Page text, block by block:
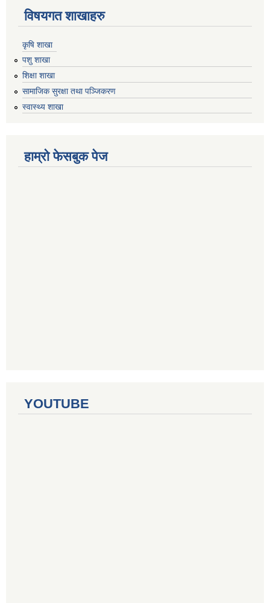
विषयगत शाखाहरु
कृषि शाखा
पशु शाखा
शिक्षा शाखा
सामाजिक सुरक्षा तथा पञ्जिकरण
स्वास्थ्य शाखा
हाम्रो फेसबुक पेज
YOUTUBE